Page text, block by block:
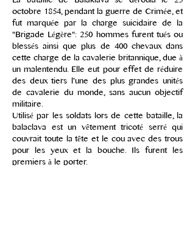
octobre 1854, pendant la guerre de Crimée, et
fut marquée par la charge suicidaire de la
"Brigade Légère": 250 hommes furent tués ou
blessés ainsi que plus de 400 chevaux dans
cette charge de la cavalerie britannique, due à
un malentendu. Elle eut pour effet de réduire
des deux tiers l’une des plus grandes unités
de cavalerie du monde, sans aucun objectif
militaire.
Utilisé par les soldats lors de cette bataille, la
balaclava est un vêtement tricoté serré qui
couvrait toute la tête et le cou avec des trous
pour les yeux et la bouche. Ils furent les
premiers à le porter.